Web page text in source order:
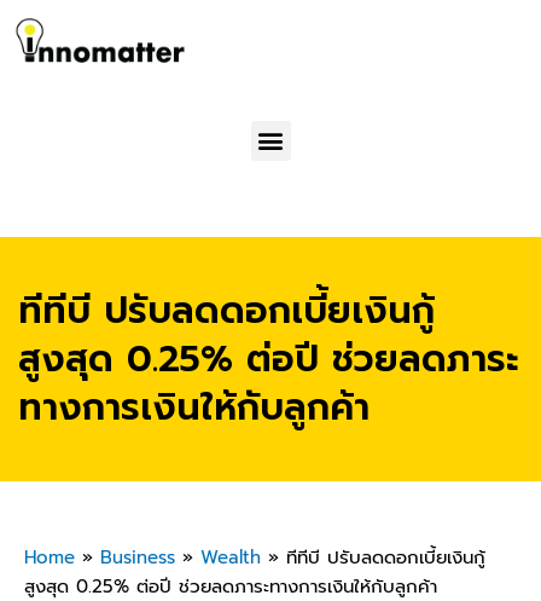
Menu
ทีทีบี ปรับลดดอกเบี้ยเงินกู้
สูงสุด 0.25% ต่อปี ช่วยลดภาระ
ทางการเงินให้กับลูกค้า
Home » Business » Wealth » ทีทีบี ปรับลดดอกเบี้ยเงินกู้
สูงสุด 0.25% ต่อปี ช่วยลดภาระทางการเงินให้กับลูกค้า